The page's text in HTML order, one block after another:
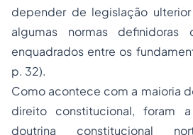
depender de legislação
algumas normas definidoras
enquadrados entre os
p. 32).
Como acontece com a maioria
direito constitucional, foram
doutrina constitucional